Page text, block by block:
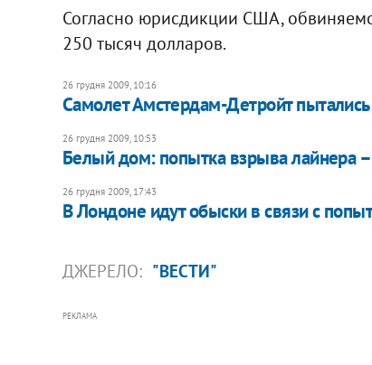
Согласно юрисдикции США,
250 тысяч долларов.
26 грудня 2009, 10:16
Самолет Амстердам-Детройт пытались
26 грудня 2009, 10:53
Белый дом: попытка взрыва лайнера –
26 грудня 2009, 17:43
В Лондоне идут обыски в связи с
ДЖЕРЕЛО: "ВЕСТИ"
РЕКЛАМА